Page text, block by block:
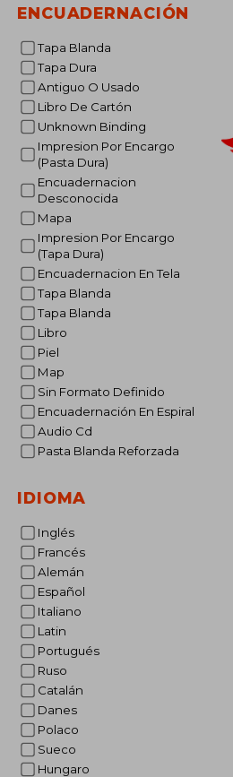
ENCUADERNACIÓN
Tapa Blanda
Tapa Dura
Antiguo O Usado
Libro De Cartón
Unknown Binding
Impresion Por Encargo
(Pasta Dura)
Encuadernacion
Desconocida
Mapa
Impresion Por Encargo
(Tapa Dura)
Encuadernacion En Tela
Tapa Blanda
Tapa Blanda
Libro
Piel
Map
Sin Formato Definido
Encuadernación En Espiral
Audio Cd
Pasta Blanda Reforzada
IDIOMA
Inglés
Francés
Alemán
Español
Italiano
Latin
Portugués
Ruso
Catalán
Danes
Polaco
Sueco
Hungaro